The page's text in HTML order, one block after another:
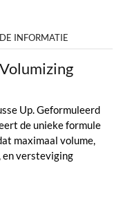
INFORMATIE
Up. Geformuleerd
de unieke formule
maximaal volume,
en versteviging